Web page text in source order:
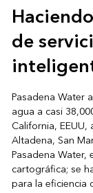
de
Pasadena Water
agua a casi
California,
Altadena, San
Pasadena Water,
cartográfica; se
para la eficiencia